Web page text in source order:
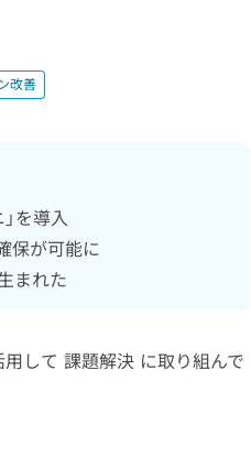
改善
を導入
保が可能に
まれた
用して 課題解決 に取り組んで